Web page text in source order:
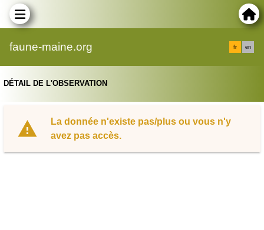
faune-maine.org fr en
DÉTAIL DE L'OBSERVATION
La donnée n'existe pas/plus ou vous n'y
avez pas accès.